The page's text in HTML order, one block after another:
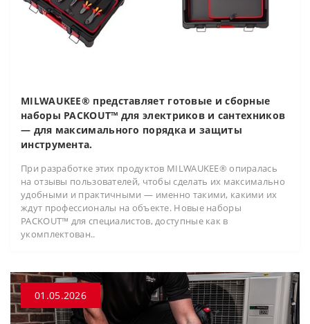
MILWAUKEE® представляет готовые и сборные
наборы PACKOUT™ для электриков и сантехников
— для максимального порядка и защиты
инструмента.
При разработке этих продуктов MILWAUKEE® опиралась
на отзывы пользователей, чтобы сделать их максимально
удобными и практичными — именно такими, какими их
ждут профессионалы на объекте. Новые наборы
PACKOUT™ для специалистов, доступные как в
укомплектован..
01.05.2026